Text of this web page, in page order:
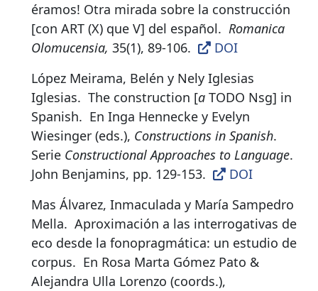
éramos! Otra mirada sobre la construcción
[con ART (X) que V] del español. Romanica
Olomucensia, 35(1), 89-106.
DOI
López Meirama, Belén y Nely Iglesias
Iglesias. The construction [a TODO Nsg] in
Spanish. En Inga Hennecke y Evelyn
Wiesinger (eds.), Constructions in Spanish.
Serie Constructional Approaches to Language.
John Benjamins, pp. 129-153.
DOI
Mas Álvarez, Inmaculada y María Sampedro
Mella. Aproximación a las interrogativas de
eco desde la fonopragmática: un estudio de
corpus. En Rosa Marta Gómez Pato &
Alejandra Ulla Lorenzo (coords.),